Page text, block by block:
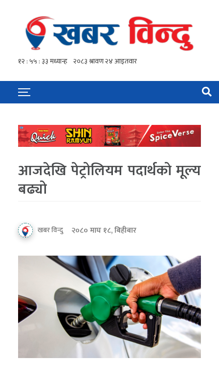
आजदेखि पेट्रोलियम पदार्थको मूल्य
बढ्यो
खबर विन्दु २०८० माघ १८, बिहीबार